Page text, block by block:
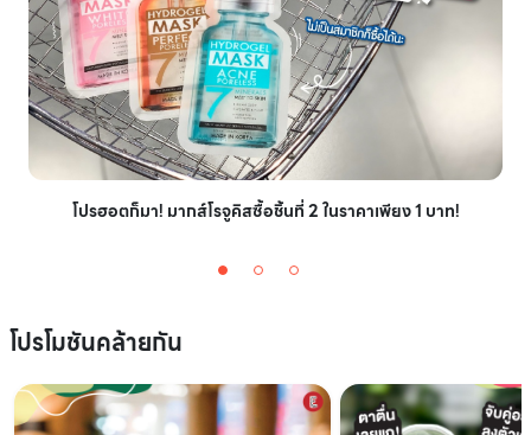
โปรฮอตก็มา! มากส์โรจูคิสซื้อชิ้นที่ 2 ในราคาเพียง 1 บาท!
โปรโมชันคล้ายกัน